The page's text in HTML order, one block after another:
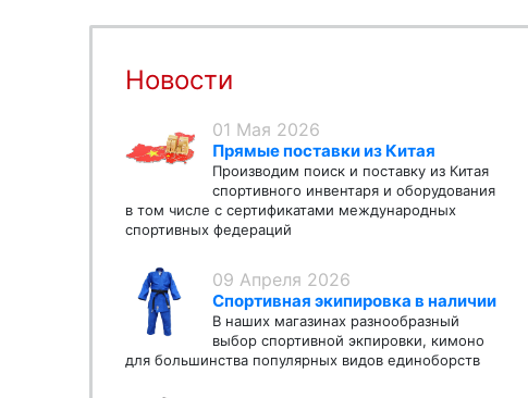
Новости
01 Мая 2026
Прямые поставки из Китая
Производим поиск и поставку из Китая
спортивного инвентаря и оборудования
в том числе с сертификатами международных
спортивных федераций
09 Апреля 2026
Спортивная экипировка в наличии
В наших магазинах разнообразный
выбор спортивной экпировки, кимоно
для большинства популярных видов единоборств